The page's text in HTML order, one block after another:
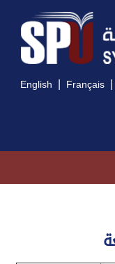
English | Français |